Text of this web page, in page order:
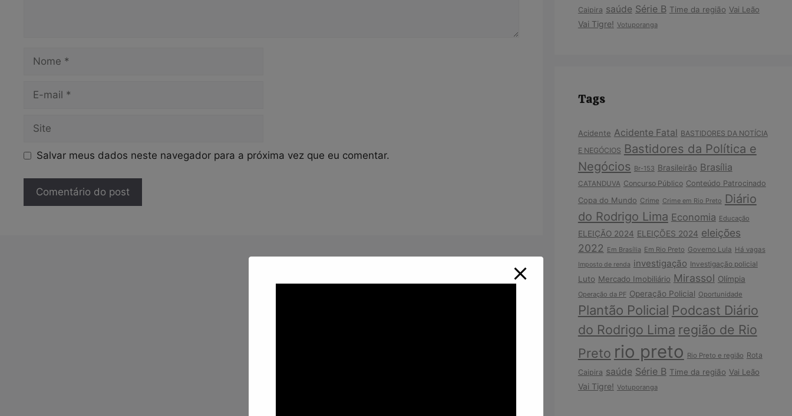
Nome
Site
Salvar meus dados neste navegador para a próxima vez que eu comentar.
Caipira saúde Série B Time da região Vai Leão
Vai Tigre! Votuporanga
Tags
Acidente Acidente Fatal BASTIDORES DA NOTÍCIA
E NEGÓCIOS Bastidores da Política e
Negócios Br-153 Brasileirão Brasília
CATANDUVA Concurso Público Conteúdo Patrocinado
Copa do Mundo Crime Crime em Rio Preto Diário
do Rodrigo Lima Economia Educação
ELEIÇÃO 2024 ELEIÇÕES 2024 eleições
2022 Em Brasília Em Rio Preto Governo Lula Há vagas
Imposto de renda investigação Investigação policial
Luto Mercado Imobiliário Mirassol Olímpia
Operação da PF Operação Policial Oportunidade
Plantão Policial Podcast Diário
do Rodrigo Lima região de Rio
Preto rio preto Rio Preto e região Rota
Caipira saúde Série B Time da região Vai Leão
Vai Tigre! Votuporanga